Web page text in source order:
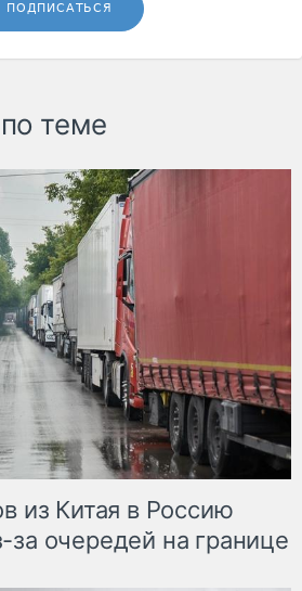
ПОДПИСАТЬСЯ
теме
из Китая в Россию
очередей на границе